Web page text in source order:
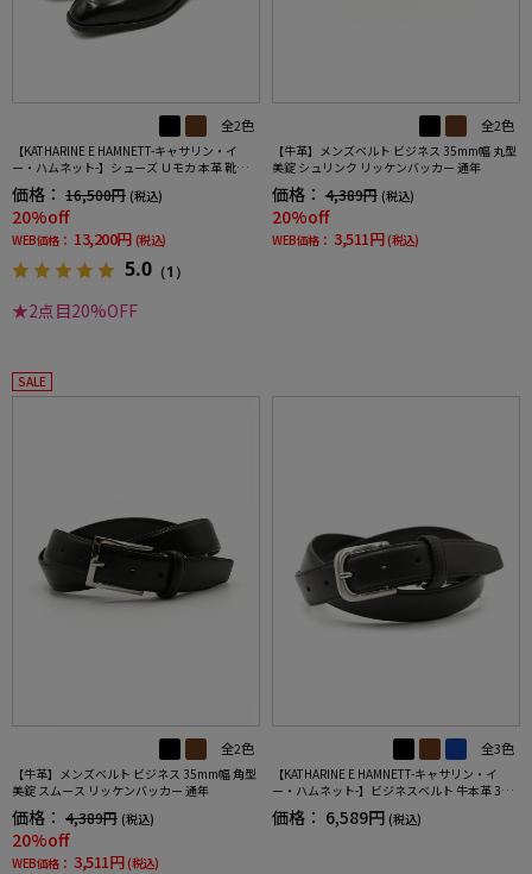
全2色
【KATHARINE E HAMNETT-キャサリン・イ
ー・ハムネット-】シューズ Ｕモカ 本革 靴紐付
き 無地 通年
価格： 16,500円 (税込)
20%off
WEB価格： 13,200円 (税込)
5.0 （1）
★2点目20%OFF
全2色
【牛革】メンズベルト ビジネス 35mm幅 丸型
美錠 シュリンク リッケンバッカー 通年
価格： 4,389円 (税込)
20%off
WEB価格： 3,511円 (税込)
SALE
全2色
【牛革】メンズベルト ビジネス 35mm幅 角型
美錠 スムース リッケンバッカー 通年
価格： 4,389円 (税込)
20%off
WEB価格： 3,511円 (税込)
全3色
【KATHARINE E HAMNETT-キャサリン・イ
ー・ハムネット-】ビジネスベルト 牛本革 30
ミリ幅 無地 通年
価格： 6,589円 (税込)